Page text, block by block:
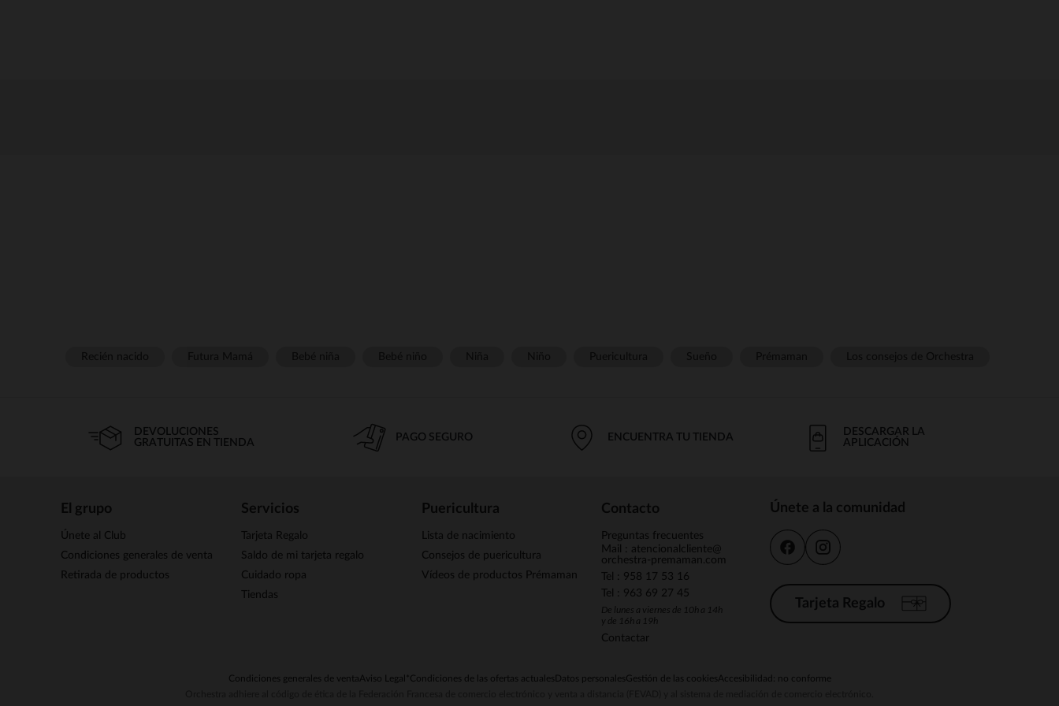
DEVOLUCIONES
GRATUITAS EN TIENDA
PAGO SEGURO ENCUENTRA TU TIENDA
DESCARGAR LA
APLICACIÓN
El grupo
Únete al Club
Condiciones generales de venta
Retirada de productos
Servicios
Tarjeta Regalo
Saldo de mi tarjeta regalo
Cuidado ropa
Tiendas
Puericultura
Lista de nacimiento
Consejos de puericultura
Vídeos de productos Prémaman
Contacto
Preguntas frecuentes
Mail : atencionalcliente@
orchestra-premaman.com
Tel : 958 17 53 16
Tel : 963 69 27 45
De lunes a viernes de 10h a 14h
y de 16h a 19h
Contactar
Únete a la comunidad
Tarjeta Regalo
Condiciones generales de ventaAviso Legal *Condiciones de las ofertas actuales Datos personalesGestión de las cookiesAccesibilidad: no conforme